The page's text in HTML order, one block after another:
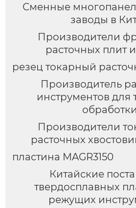
Сменные
заводы в
Производители
расточных плит
резец токарный
Производитель
инструментов для
обработки
Производители
расточных
пластина MAGR3150
Китайские
твердосплавных
режущих